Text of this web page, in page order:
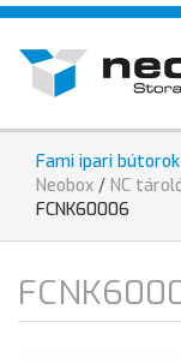
Ugrás
tartalomra
EN
Fami ipari
Jelenlegi
hely
Neobox / NC
FCNK60006